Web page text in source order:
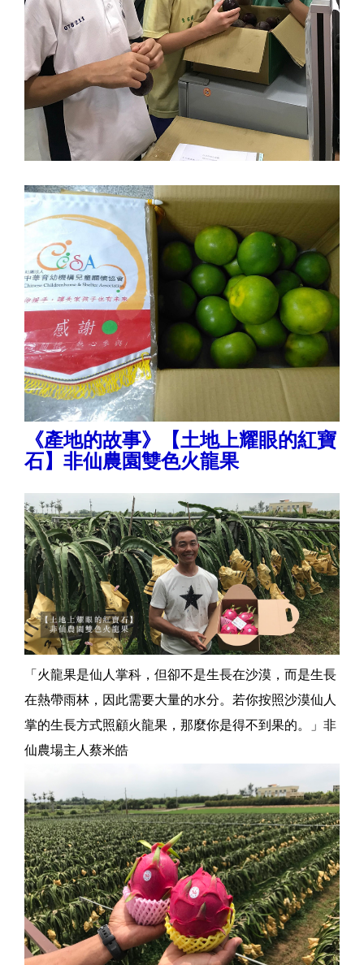
《產地的故事》【土地上耀眼的紅寶
石】非仙農園雙色火龍果
​「火龍果是仙人掌科，但卻不是生長在沙漠，而是生長
在熱帶雨林，因此需要大量的水分。若你按照沙漠仙人
掌的生長方式照顧火龍果，那麼你是得不到果的。」非
仙農場主人蔡米皓